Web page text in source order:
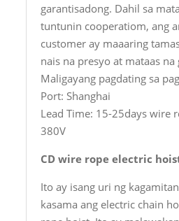
garantisadong. Dahil sa
tuntunin cooperatiom, ang
customer ay maaaring
nais na presyo at mataas
Maligayang pagdating sa
Port: Shanghai
Lead Time: 15-25days wire
380V
CD wire rope electric
Ito ay isang uri ng
kasama ang electric chain